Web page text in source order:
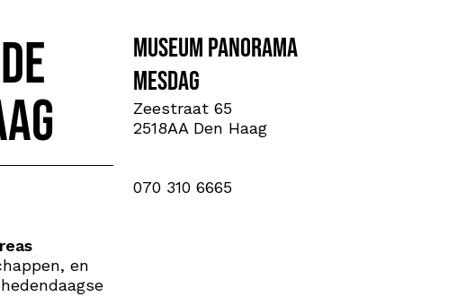
en
Museum Panorama
Mesdag
Zeestraat 65
2518AA Den Haag
070 310 6665